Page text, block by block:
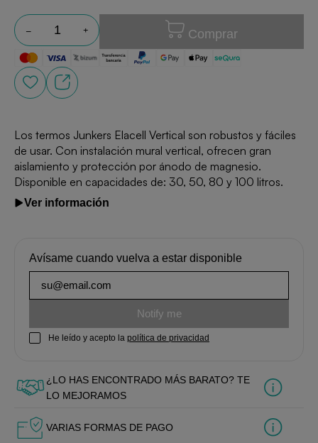
Comprar
Los termos Junkers Elacell Vertical son robustos y fáciles
de usar. Con instalación mural vertical, ofrecen gran
aislamiento y protección por ánodo de magnesio.
Disponible en capacidades de: 30, 50, 80 y 100 litros.
Ver información
Avísame cuando vuelva a estar disponible
Notify me
He leído y acepto la política de privacidad
¿LO HAS ENCONTRADO MÁS BARATO? TE
LO MEJORAMOS
VARIAS FORMAS DE PAGO